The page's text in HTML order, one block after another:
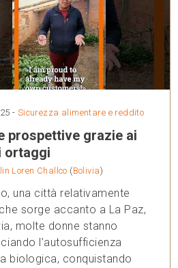
- Sicurezza alimentare e reddito
prospettive grazie ai
ortaggi
Loren Challco (Bolivia)
una città relativamente
sorge accanto a La Paz,
molte donne stanno
l’autosufficienza
biologica, conquistando